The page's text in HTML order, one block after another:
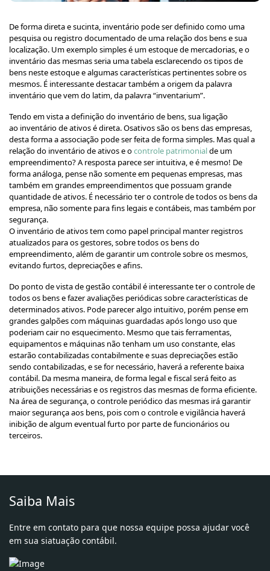
De forma direta e sucinta, inventário pode ser definido como uma
pesquisa ou registro documentado de uma relação dos bens e sua
localização. Um exemplo simples é um estoque de mercadorias, e o
inventário das mesmas seria uma tabela esclarecendo os tipos de
bens neste estoque e algumas características pertinentes sobre os
mesmos. É interessante destacar também a origem da palavra
inventário que vem do latim, da palavra “inventarium”.
Tendo em vista a definição do inventário de bens, sua ligação
ao inventário de ativos é direta. Osativos são os bens das empresas,
desta forma a associação pode ser feita de forma simples. Mas qual a
relação do inventário de ativos e ocontrole patrimonialde um
empreendimento? A resposta parece ser intuitiva, e é mesmo! De
forma análoga, pense não somente em pequenas empresas, mas
também em grandes empreendimentos que possuam grande
quantidade de ativos. É necessário ter o controle de todos os bens da
empresa, não somente para fins legais e contábeis, mas também por
segurança.
O inventário de ativos tem como papel principal manter registros
atualizados para os gestores, sobre todos os bens do
empreendimento, além de garantir um controle sobre os mesmos,
evitando furtos, depreciações e afins.
Do ponto de vista de gestão contábil é interessante ter o controle de
todos os bens e fazer avaliações periódicas sobre características de
determinados ativos. Pode parecer algo intuitivo, porém pense em
grandes galpões com máquinas guardadas após longo uso que
poderiam cair no esquecimento. Mesmo que tais ferramentas,
equipamentos e máquinas não tenham um uso constante, elas
estarão contabilizadas contabilmente e suas depreciações estão
sendo contabilizadas, e se for necessário, haverá a referente baixa
contábil. Da mesma maneira, de forma legal e fiscal será feito as
atribuições necessárias e os registros das mesmas de forma eficiente.
Na área de segurança, o controle periódico das mesmas irá garantir
maior segurança aos bens, pois com o controle e vigilância haverá
inibição de algum eventual furto por parte de funcionários ou
terceiros.
Saiba Mais
Entre em contato para que nossa equipe possa ajudar você
em sua siatuação contábil.